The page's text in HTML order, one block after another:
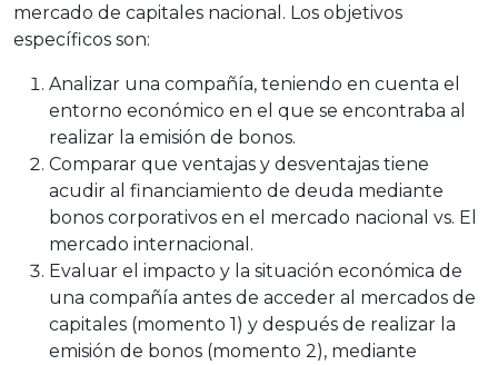
mercado de capitales nacional. Los objetivos
específicos son:
Analizar una compañía, teniendo en cuenta el
entorno económico en el que se encontraba al
realizar la emisión de bonos.
Comparar que ventajas y desventajas tiene
acudir al financiamiento de deuda mediante
bonos corporativos en el mercado nacional vs. El
mercado internacional.
Evaluar el impacto y la situación económica de
una compañía antes de acceder al mercados de
capitales (momento 1) y después de realizar la
emisión de bonos (momento 2), mediante